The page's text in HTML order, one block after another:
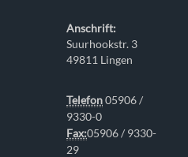
Anschrift:
Suurhookstr. 3
49811 Lingen
Telefon05906 /
9330-0
Fax:05906 / 9330-
29